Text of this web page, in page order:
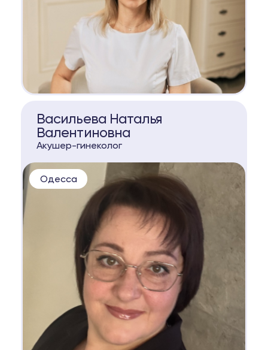
Васильева Наталья
Валентиновна
Акушер-гинеколог
Одесса